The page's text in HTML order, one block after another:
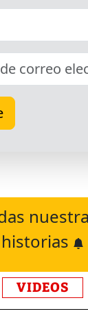
historias
VIDEOS